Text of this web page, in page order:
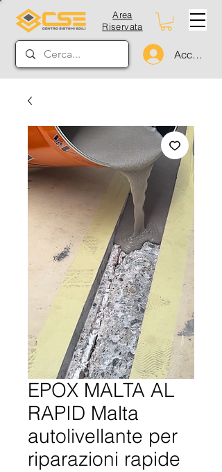
Area
Riservata
Accedi
EPOX MALTA AL
RAPID Malta
autolivellante per
riparazioni rapide